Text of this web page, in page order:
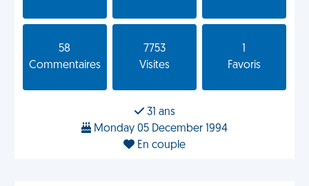
58
Commentaires
7753
Visites
Favoris
31 ans
Monday 05 December 1994
En couple